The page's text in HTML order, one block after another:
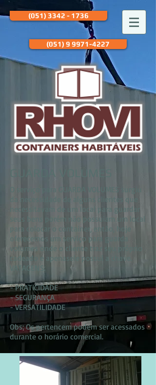
(051) 3342 - 1736
(051) 9 9971-4227
GUARDA VOLUMES
O serviço para GUARDA VOLUMES surgiu
da necessidade de alguns clientes que
necessitavam de um local para guardar
seus bens porém não possuiam um local
para colocar o container, então, hoje
oferecemos um serviço para guarda
volumes onde o cliente traz seu próprio
cadeado e apenasele possui a chave.
VATAGENS:
- PRATICIDADE
- SEGURANÇA
- VERSATILIDADE
Obs: Os pertencem podem ser acessados
durante o horário comercial.